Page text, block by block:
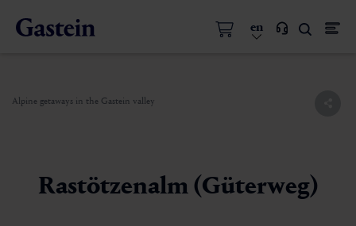
en
Alpine getaways in the Gastein valley
Rastötzenalm (Güterweg)